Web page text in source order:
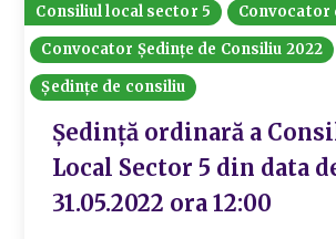
Consiliul local sector 5
Convocator
Convocator Ședințe de Consiliu 2022
Ședințe de consiliu
Ședință ordinară a
Local Sector 5 din data
31.05.2022 ora 12:00